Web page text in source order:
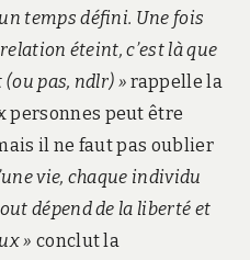
temps défini. Une fois
éteint, c’est là que
pas, ndlr) »rappelle la
personnes peut être
il ne faut pas oublier
vie, chaque individu
dépend de la liberté et
» conclut la